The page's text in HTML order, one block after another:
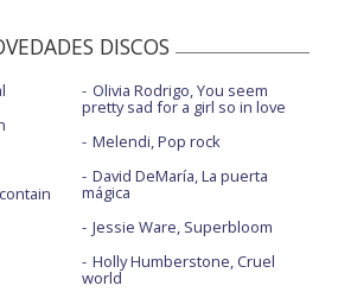
DISCOS
Olivia Rodrigo, You seem
pretty sad for a girl so in love
Melendi, Pop rock
David DeMaría, La puerta
mágica
Jessie Ware, Superbloom
Holly Humberstone, Cruel
world